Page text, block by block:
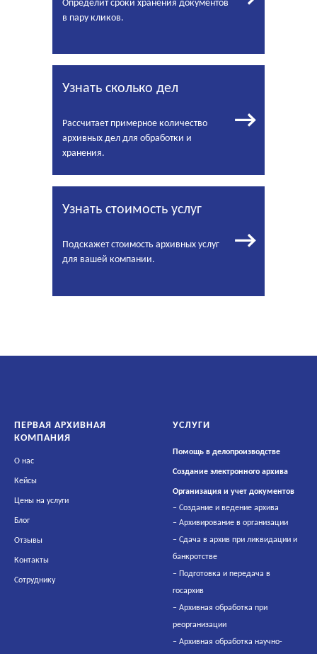
Узнать сколько дел
Рассчитает примерное количество
архивных дел для обработки и
хранения.
→
Определит сроки хранения документов
в пару кликов.
Узнать стоимость услуг
Подскажет стоимость архивных услуг
для вашей компании.
→
ПЕРВАЯ АРХИВНАЯ
КОМПАНИЯ
О нас
Кейсы
Цены на услуги
Блог
Отзывы
Контакты
Сотруднику
УСЛУГИ
Помощь в делопроизводстве
Создание электронного архива
Организация и учет документов
– Создание и ведение архива
– Архивирование в организации
– Сдача в архив при ликвидации и
банкротстве
– Подготовка и передача в
госархив
– Архивная обработка при
реорганизации
– Архивная обработка научно-